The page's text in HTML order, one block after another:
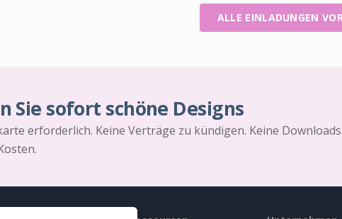
ALLE EINLADUNGEN
Sie sofort schöne Designs
erforderlich. Keine Verträge zu kündigen. Keine